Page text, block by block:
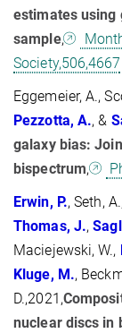
estimates using
sample,
Society,506,4667
Eggemeier, A.,
Pezzotta, A., &
galaxy bias:
bispectrum,
Erwin, P., Seth,
Thomas, J.,
Maciejewski, W.,
Kluge, M.,
D.,2021,
nuclear discs in